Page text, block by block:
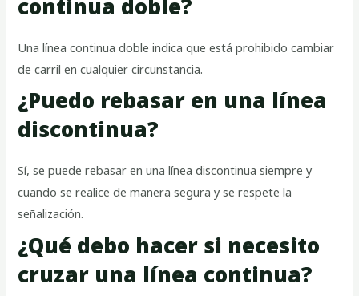
continua doble?
Una línea continua doble indica que está prohibido cambiar
de carril en cualquier circunstancia.
¿Puedo rebasar en una línea
discontinua?
Sí, se puede rebasar en una línea discontinua siempre y
cuando se realice de manera segura y se respete la
señalización.
¿Qué debo hacer si necesito
cruzar una línea continua?